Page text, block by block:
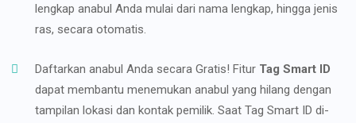
lengkap anabul Anda mulai dari nama lengkap, hingga jenis
ras, secara otomatis.
Daftarkan anabul Anda secara Gratis! Fitur Tag Smart ID
dapat membantu menemukan anabul yang hilang dengan
tampilan lokasi dan kontak pemilik. Saat Tag Smart ID di-